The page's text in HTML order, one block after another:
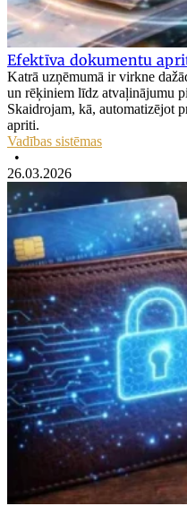
Efektīva dokumentu
Katrā uzņēmumā ir virkne
un rēķiniem līdz atvaļinājumu
Skaidrojam, kā, automatizējot
apriti.
Vadības sistēmas
•
26.03.2026